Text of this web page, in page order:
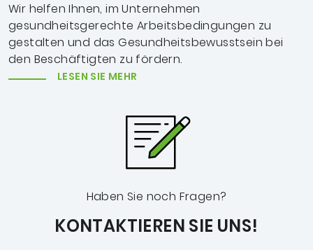
Wir helfen Ihnen, im Unternehmen
gesundheitsgerechte Arbeitsbedingungen zu
gestalten und das Gesundheitsbewusstsein bei
den Beschäftigten zu fördern.
LESEN SIE MEHR
Haben Sie noch Fragen?
KONTAKTIEREN SIE UNS!